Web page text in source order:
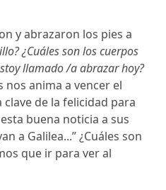
y abrazaron los pies a
¿Cuáles son los cuerpos
llamado /a abrazar hoy?
nos anima a vencer el
de la felicidad para
buena noticia a sus
a Galilea...” ¿Cuáles son
que ir para ver al